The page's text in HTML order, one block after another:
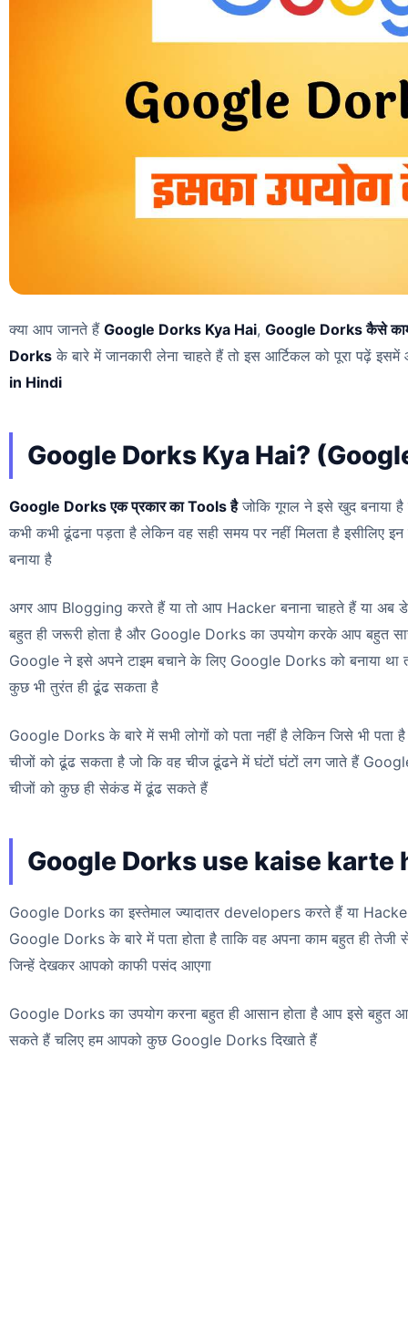
क्या आप जानते हैं Google Dorks Kya Hai, Google Dorks कैसे
Dorks के बारे में जानकारी लेना चाहते हैं तो इस आर्टिकल को पूरा पढ़ें इसमें
in Hindi
Google Dorks Kya Hai? (Google
Google Dorks एक प्रकार का Tools हैजोकि गूगल ने इसे खुद बनाया है
कभी कभी ढूंढना पड़ता है लेकिन वह सही समय पर नहीं मिलता है इसीलिए
बनाया है
अगर आप Blogging करते हैं या तो आप Hacker बनाना चाहते हैं या अब
बहुत ही जरूरी होता है और Google Dorks का उपयोग करके आप बहुत
Google ने इसे अपने टाइम बचाने के लिए Google Dorks को बनाया था
कुछ भी तुरंत ही ढूंढ सकता है
Google Dorks के बारे में सभी लोगों को पता नहीं है लेकिन जिसे भी पता
चीजों को ढूंढ सकता है जो कि वह चीज ढूंढने में घंटों घंटों लग जाते हैं
चीजों को कुछ ही सेकंड में ढूंढ सकते हैं
Google Dorks use kaise karte
Google Dorks का इस्तेमाल ज्यादातर developers करते हैं या
Google Dorks के बारे में पता होता है ताकि वह अपना काम बहुत ही
जिन्हें देखकर आपको काफी पसंद आएगा
Google Dorks का उपयोग करना बहुत ही आसान होता है आप इसे बहुत
सकते हैं चलिए हम आपको कुछ Google Dorks दिखाते हैं